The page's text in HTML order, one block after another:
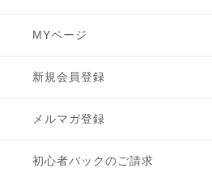
MYページ
新規会員登録
メルマガ登録
初心者パックのご請求